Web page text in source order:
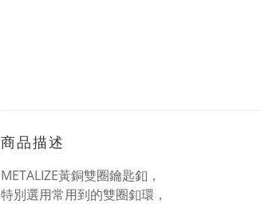
商品描述
METALIZE黃銅雙圈鑰匙釦，
特別選用常用到的雙圈釦環，